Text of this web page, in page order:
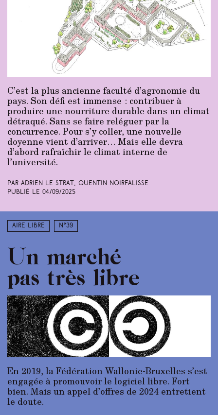
C’est la plus ancienne faculté d’agronomie du
pays. Son défi est immense : contribuer à
produire une nourriture durable dans un climat
détraqué. Sans se faire reléguer par la
concurrence. Pour s’y coller, une nouvelle
doyenne vient d’arriver… Mais elle devra
d’abord rafraîchir le climat interne de
l’université.
Par Adrien Le Strat, Quentin Noirfalisse
Publié le 04/09/2025
Aire libre N°39
Un marché
pas très libre
En 2019, la Fédération Wallonie-Bruxelles s’est
engagée à promouvoir le logiciel libre. Fort
bien. Mais un appel d’offres de 2024 entretient
le doute.